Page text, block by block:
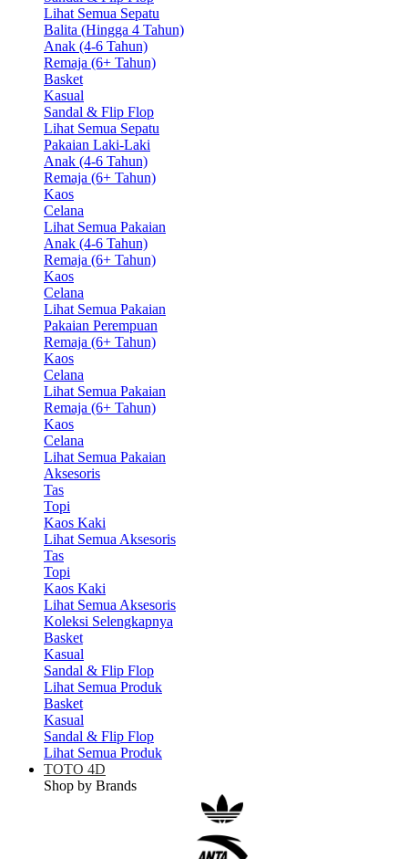
Lihat Semua Sepatu
Balita (Hingga 4 Tahun)
Anak (4-6 Tahun)
Remaja (6+ Tahun)
Basket
Kasual
Sandal & Flip Flop
Lihat Semua Sepatu
Pakaian Laki-Laki
Anak (4-6 Tahun)
Remaja (6+ Tahun)
Kaos
Celana
Lihat Semua Pakaian
Anak (4-6 Tahun)
Remaja (6+ Tahun)
Kaos
Celana
Lihat Semua Pakaian
Pakaian Perempuan
Remaja (6+ Tahun)
Kaos
Celana
Lihat Semua Pakaian
Remaja (6+ Tahun)
Kaos
Celana
Lihat Semua Pakaian
Aksesoris
Tas
Topi
Kaos Kaki
Lihat Semua Aksesoris
Tas
Topi
Kaos Kaki
Lihat Semua Aksesoris
Koleksi Selengkapnya
Basket
Kasual
Sandal & Flip Flop
Lihat Semua Produk
Basket
Kasual
Sandal & Flip Flop
Lihat Semua Produk
TOTO 4D
Shop by Brands